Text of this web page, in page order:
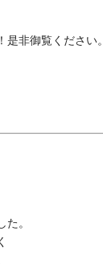
非御覧ください。
。